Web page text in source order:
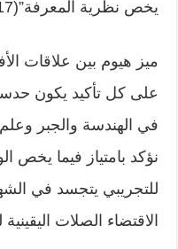
يخص نظرية المعرفة”(17).
ميز هيوم بين علاقات
على كل تأكيد يكون حدسيا
في الهندسة والجبر
نؤكد بامتياز فيما يخص
للتجريبي يتجسد في
الاقتضاء الصلات اليقينية